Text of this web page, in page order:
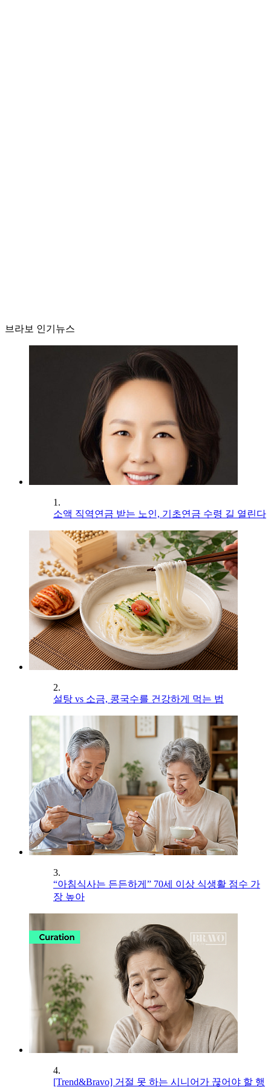
브라보 인기뉴스
1.
소액 직역연금 받는 노인, 기초연금 수령 길 열린다
2.
설탕 vs 소금, 콩국수를 건강하게 먹는 법
3.
“아침식사는 든든하게” 70세 이상 식생활 점수 가
장 높아
4.
[Trend&Bravo] 거절 못 하는 시니어가 끊어야 할 행